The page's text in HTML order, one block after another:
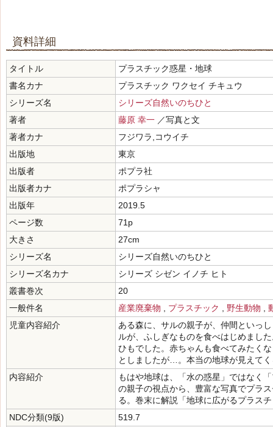
資料詳細
タイトル
プラスチック惑星・地球
書名カナ
プラスチック ワクセイ チキュウ
シリーズ名
シリーズ自然いのちひと
著者
藤原 幸一 ／写真と文
著者カナ
フジワラ,コウイチ
出版地
東京
出版者
ポプラ社
出版者カナ
ポプラシャ
出版年
2019.5
ページ数
71p
大きさ
27cm
シリーズ名
シリーズ自然いのちひと
シリーズ名カナ
シリーズ シゼン イノチ ヒト
叢書巻次
20
一般件名
産業廃棄物 プラスチック 野生動物
児童内容紹介
ある森に、サルの親子が、仲間といっ
ルが、ふしぎなものを食べはじめまし
ひもでした。赤ちゃんも食べてみたく
としましたが…。本当の地球が見えて
内容紹介
もはや地球は、「水の惑星」ではなく
の親子の視点から、豊富な写真でプラ
る。巻末に解説「地球に広がるプラス
NDC分類(9版)
519.7